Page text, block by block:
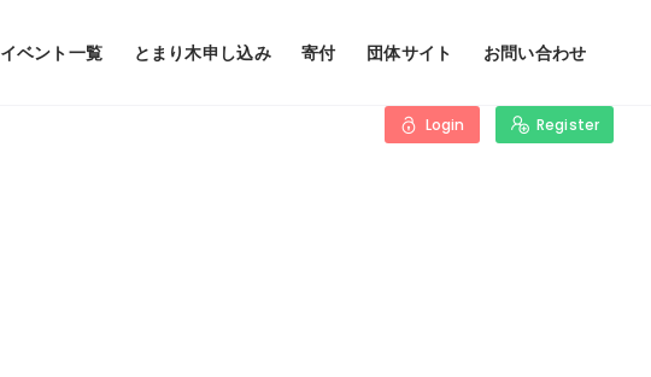
イベント一覧 とまり木申し込み 寄付 団体サイト お問い合わせ
Login Register